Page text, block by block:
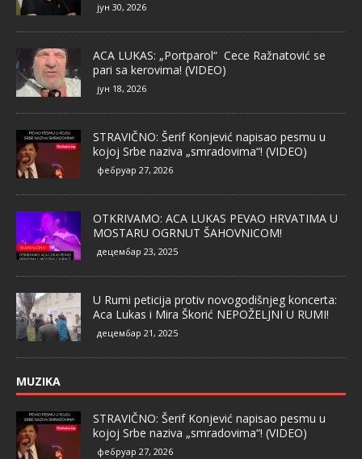
јун 30, 2026
ACA LUKAS: „Portparol“ Cece Ražnatović se
pari sa kerovima! (VIDEO)
јун 18, 2026
STRAVIČNO: Šerif Konjević napisao pesmu u
kojoj Srbe naziva „smradovima“! (VIDEO)
фебруар 27, 2026
OTKRIVAMO: ACA LUKAS PEVAO HRVATIMA U
MOSTARU OGRNUT ŠAHOVNICOM!
децембар 23, 2025
U Rumi peticija protiv novogodišnjeg koncerta:
Aca Lukas i Mira Škorić NEPOŽELJNI U RUMI!
децембар 21, 2025
MUZIKA
STRAVIČNO: Šerif Konjević napisao pesmu u
kojoj Srbe naziva „smradovima“! (VIDEO)
фебруар 27, 2026